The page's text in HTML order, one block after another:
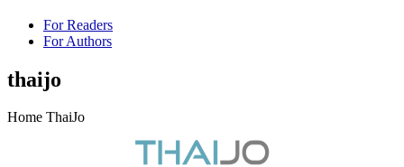
For Readers
For Authors
thaijo
Home ThaiJo